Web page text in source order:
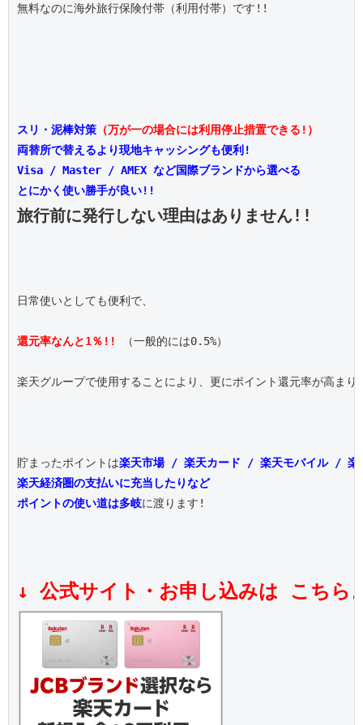
無料なのに海外旅行保険付帯（利用付帯）です!!
スリ・泥棒対策 （万が一の場合には利用停止措置できる!）
両替所で替えるより現地キャッシングも便利!
Visa / Master / AMEX など国際ブランドから選べる
とにかく使い勝手が良い!!
旅行前に発行しない理由はありません!!
日常使いとしても便利で、
還元率なんと1％!! （一般的には0.5%）
楽天グループで使用することにより、更にポイント還元率が高まり
貯まったポイントは楽天市場 / 楽天カード / 楽天モバイル / 楽
楽天経済圏の支払いに充当したりなど
ポイントの使い道は多岐に渡ります!
↓ 公式サイト・お申し込みは こちら